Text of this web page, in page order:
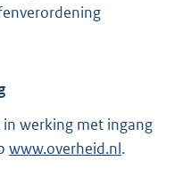
werking met ingang
www.overheid.nl.